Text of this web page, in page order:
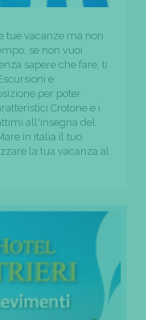
tue vacanze ma non
se non vuoi
sapere che fare, ti
e
per poter
Crotone e i
all'insegna del
in italia il tuo
la tua vacanza al